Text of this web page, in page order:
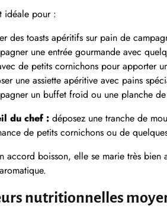
idéale pour :
des toasts apéritifs sur pain de
une entrée gourmande avec
de petits cornichons pour apporter
une assiette apéritive avec pains
un buffet froid ou une planche
du chef :déposez une tranche de
de petits cornichons ou de
accord boisson, elle se marie très bien
nutritionnelles